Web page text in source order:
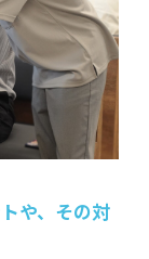
や、その対